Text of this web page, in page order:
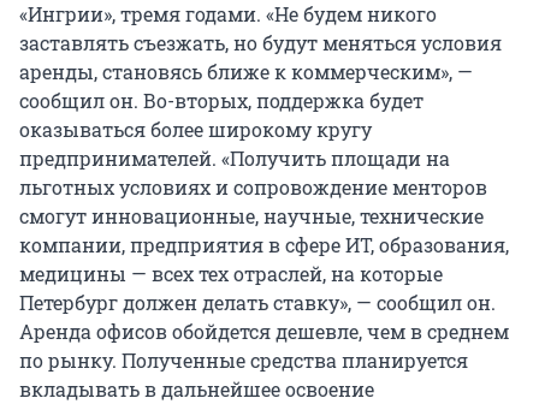
«Ингрии», тремя годами. «Не будем никого
заставлять съезжать, но будут меняться условия
аренды, становясь ближе к коммерческим», —
сообщил он. Во-вторых, поддержка будет
оказываться более широкому кругу
предпринимателей. «Получить площади на
льготных условиях и сопровождение менторов
смогут инновационные, научные, технические
компании, предприятия в сфере ИТ, образования,
медицины — всех тех отраслей, на которые
Петербург должен делать ставку», — сообщил он.
Аренда офисов обойдется дешевле, чем в среднем
по рынку. Полученные средства планируется
вкладывать в дальнейшее освоение